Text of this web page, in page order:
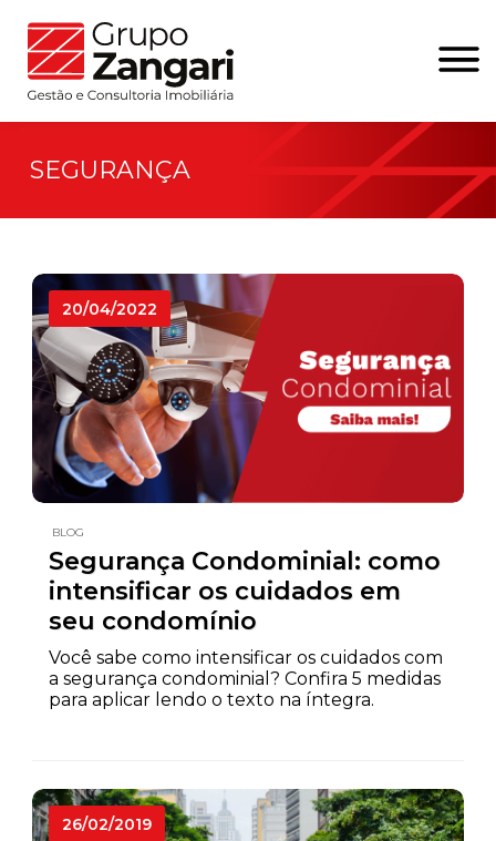
SEGURANÇA
20/04/2022
BLOG
Segurança Condominial: como
intensificar os cuidados em
seu condomínio
Você sabe como intensificar os cuidados com
a segurança condominial? Confira 5 medidas
para aplicar lendo o texto na íntegra.
26/02/2019